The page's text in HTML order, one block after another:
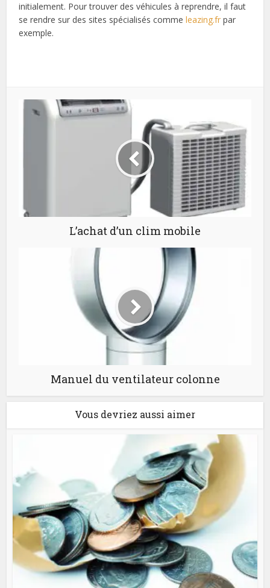
initialement. Pour trouver des véhicules à reprendre, il faut
se rendre sur des sites spécialisés commeleazing.fr par
exemple.
L’achat d’un clim mobile
Manuel du ventilateur colonne
Vous devriez aussi aimer